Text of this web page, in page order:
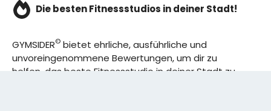
Die besten Fitnessstudios in deiner Stadt!
GYMSIDER© bietet ehrliche, ausführliche und
unvoreingenommene Bewertungen, um dir zu
helfen, das beste Fitnessstudio in deiner Stadt zu